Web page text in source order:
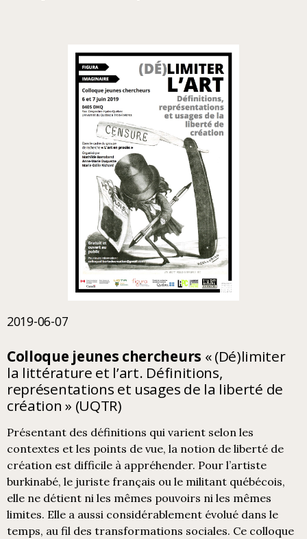
2019-06-07
Colloque jeunes chercheurs « (Dé)limiter
la littérature et l’art. Définitions,
représentations et usages de la liberté de
création » (UQTR)
Présentant des définitions qui varient selon les
contextes et les points de vue, la notion de liberté de
création est difficile à appréhender. Pour l’artiste
burkinabé, le juriste français ou le militant québécois,
elle ne détient ni les mêmes pouvoirs ni les mêmes
limites. Elle a aussi considérablement évolué dans le
temps, au fil des transformations sociales. Ce colloque